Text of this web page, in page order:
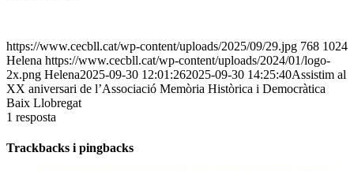
https://www.cecbll.cat/wp-content/uploads/2025/09/29.jpg 768 1024
Helena https://www.cecbll.cat/wp-content/uploads/2024/01/logo-
2x.png Helena2025-09-30 12:01:262025-09-30 14:25:40Assistim al
XX aniversari de l’Associació Memòria Històrica i Democràtica
Baix Llobregat
1 resposta
Trackbacks i pingbacks